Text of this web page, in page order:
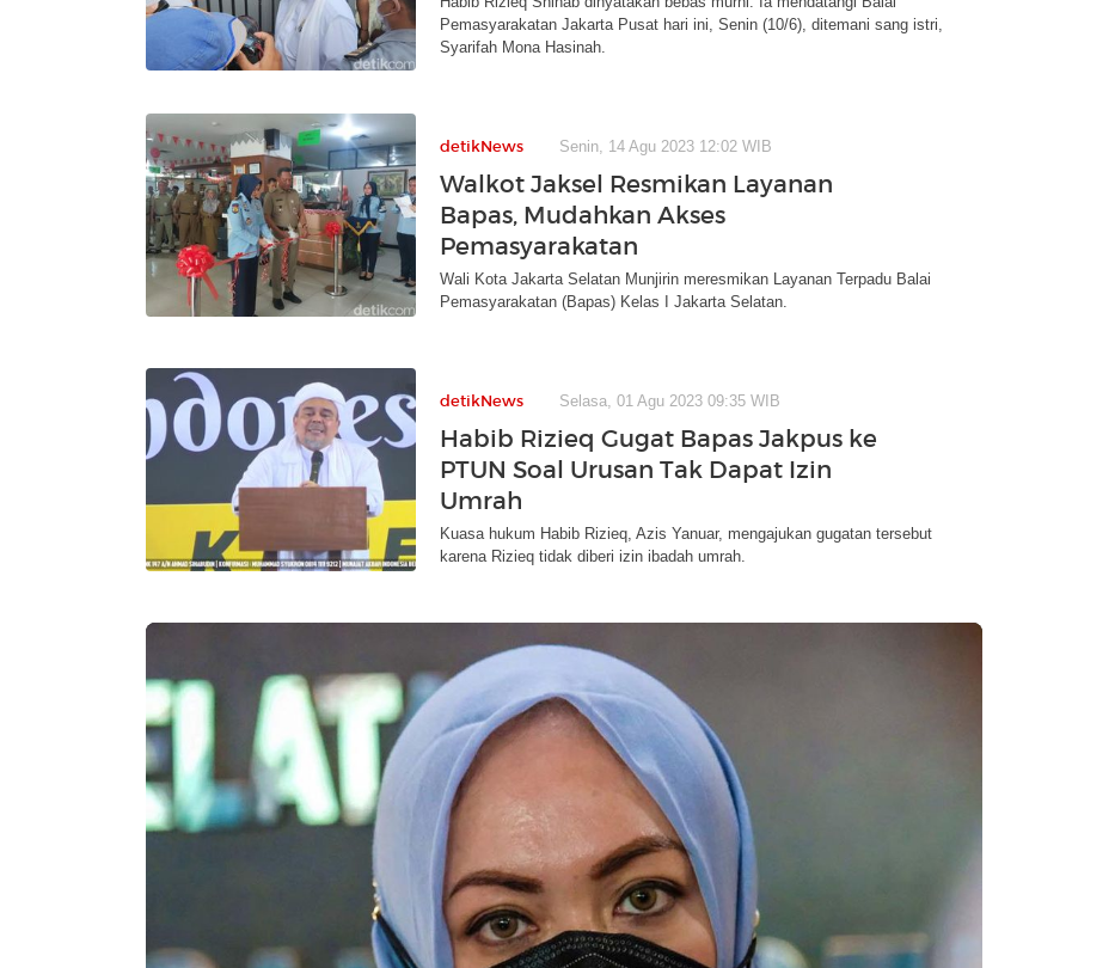
Pemasyarakatan Jakarta Pusat hari ini, Senin (10/6), ditemani sang istri,
Syarifah Mona Hasinah.
detikNews Senin, 14 Agu 2023 12:02 WIB
Walkot Jaksel Resmikan Layanan
Bapas, Mudahkan Akses
Pemasyarakatan
Wali Kota Jakarta Selatan Munjirin meresmikan Layanan Terpadu Balai
Pemasyarakatan (Bapas) Kelas I Jakarta Selatan.
detikNews Selasa, 01 Agu 2023 09:35 WIB
Habib Rizieq Gugat Bapas Jakpus ke
PTUN Soal Urusan Tak Dapat Izin
Umrah
Kuasa hukum Habib Rizieq, Azis Yanuar, mengajukan gugatan tersebut
karena Rizieq tidak diberi izin ibadah umrah.